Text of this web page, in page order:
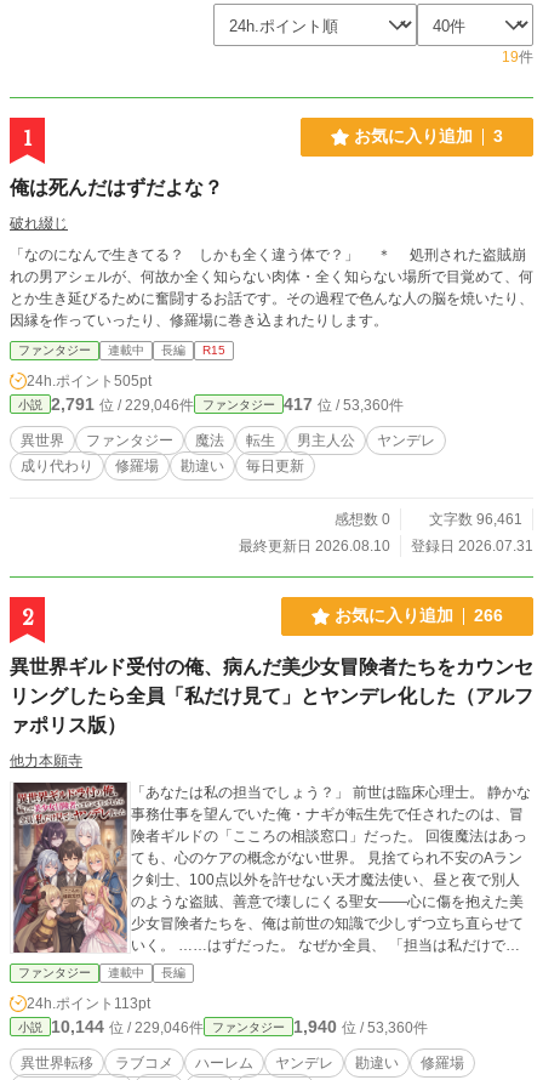
19件
1 お気に入り追加 3
俺は死んだはずだよな？
破れ綴じ
「なのになんで生きてる？ しかも全く違う体で？」 ＊ 処刑された盗賊崩
れの男アシェルが、何故か全く知らない肉体・全く知らない場所で目覚めて、何
とか生き延びるために奮闘するお話です。その過程で色んな人の脳を焼いたり、
因縁を作っていったり、修羅場に巻き込まれたりします。
ファンタジー 連載中 長編 R15
24h.ポイント 505pt
小説 2,791 位 / 229,046件 ファンタジー 417 位 / 53,360件
異世界 ファンタジー 魔法 転生 男主人公
ヤンデレ
成り代わり
修羅場 勘違い 毎日更新
感想数 0
文字数 96,461
最終更新日 2026.08.10
登録日 2026.07.31
2 お気に入り追加 266
異世界ギルド受付の俺、病んだ美少女冒険者たちをカウンセ
リングしたら全員「私だけ見て」とヤンデレ化した（アルフ
ァポリス版）
他力本願寺
「あなたは私の担当でしょう？」 前世は臨床心理士。 静かな
事務仕事を望んでいた俺・ナギが転生先で任されたのは、冒
険者ギルドの「こころの相談窓口」だった。 回復魔法はあっ
ても、心のケアの概念がない世界。 見捨てられ不安のAラン
ク剣士、100点以外を許せない天才魔法使い、昼と夜で別人
のような盗賊、善意で壊しにくる聖女――心に傷を抱えた美
少女冒険者たちを、俺は前世の知識で少しずつ立ち直らせて
いく。 ……はずだった。 なぜか全員、 「担当は私だけです
よね？」 「論理的に、あなたは私に不可欠です」 と、俺を囲
い込み始めたのだ。 だからそれは恋じゃなくて転移感情であ
って――って、剣を抜くな。魔法陣を展開するな。相談窓口
の前で修羅場を始めるな。 しかも、ある日ギルドに届いた匿
名相談は、 「人類を滅ぼすべきか迷っています」 最後の相談
者、女魔王って本気ですか？ 心を救うたび、独占欲だけが悪
ファンタジー 連載中 長編
24h.ポイント 113pt
小説 10,144 位 / 229,046件 ファンタジー 1,940 位 / 53,360件
異世界転移 ラブコメ ハーレム ヤンデレ 勘違い
修羅場